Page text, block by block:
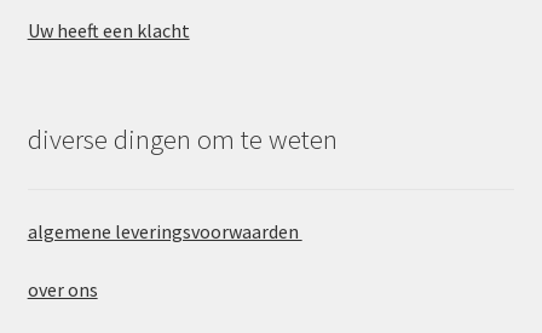
Uw heeft een klacht
diverse dingen om te weten
algemene leveringsvoorwaarden
over ons